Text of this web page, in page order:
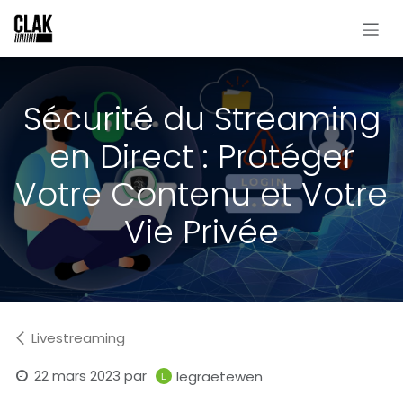
Sécurité du Streaming
en Direct : Protéger
Votre Contenu et Votre
Vie Privée
Livestreaming
22 mars 2023 par
legraetewen